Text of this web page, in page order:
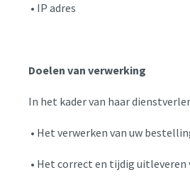
• IP adres
Doelen van verwerking
In het kader van haar
• Het verwerken van uw
• Het correct en tijdig uitleveren